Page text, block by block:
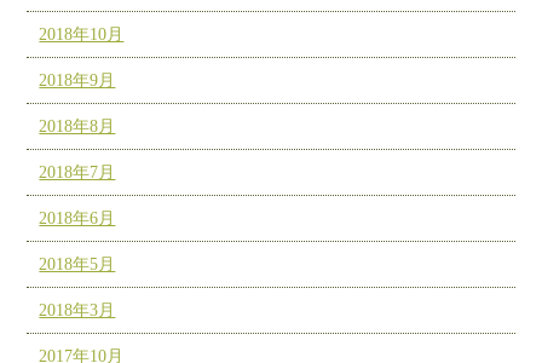
2018年10月
2018年9月
2018年8月
2018年7月
2018年6月
2018年5月
2018年3月
2017年10月